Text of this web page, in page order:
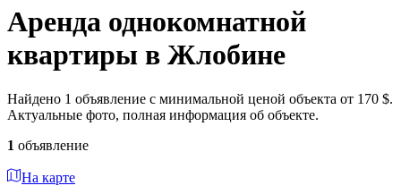
Аренда однокомнатной
квартиры в Жлобине
Найдено 1 объявление с минимальной ценой объекта от 170 $.
Актуальные фото, полная информация об объекте.
1 объявление
На карте